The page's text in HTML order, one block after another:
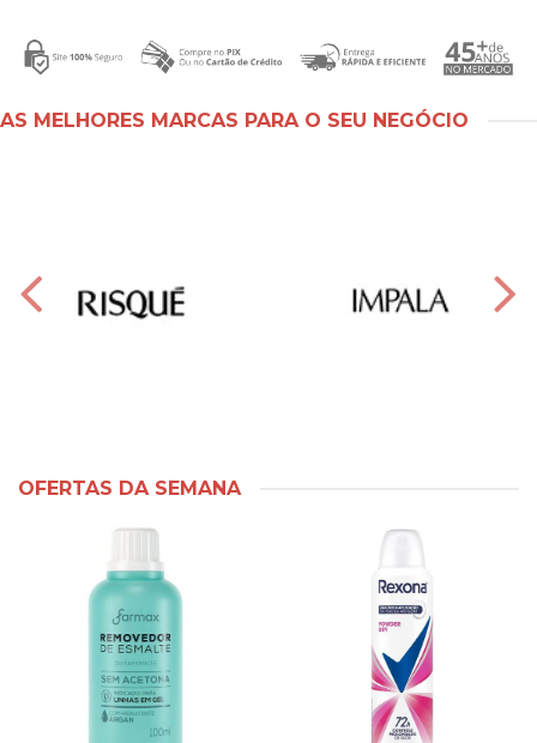
AS MELHORES MARCAS PARA O SEU NEGÓCIO
OFERTAS DA SEMANA